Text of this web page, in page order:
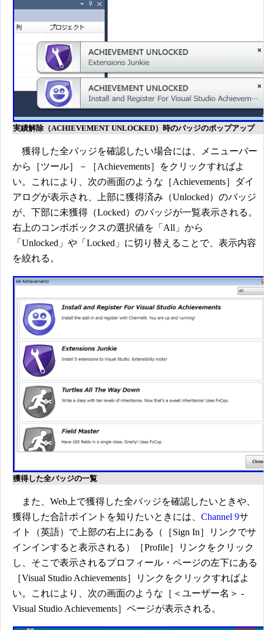
実績解除（ACHIEVEMENT UNLOCKED）時のバッジのポップアップ
獲得した全バッジを確認したい場合には、メニューバー
から［ツール］－［Achievements］をクリックすればよ
い。これにより、次の画面のような［Achievements］ダイ
アログが表示され、上部に獲得済み（Unlocked）のバッジ
が、下部に未獲得（Locked）のバッジが一覧表示される。
右上のコンボボックスの選択値を「All」から
「Unlocked」や「Locked」に切り替えることで、表示内容
を絞れる。
獲得した全バッジの一覧
また、Web上で獲得した全バッジを確認したいときや、
獲得した合計ポイントを知りたいときには、 Channel 9サ
イト（英語）で上部の右上にある（［Sign In］リンクでサ
インインすると表示される）［Profile］リンクをクリック
し、そこで表示されるプロフィール・ページの左下にある
［Visual Studio Achievements］リンクをクリックすればよ
い。これにより、次の画面のような［＜ユーザー名＞ -
Visual Studio Achievements］ページが表示される。